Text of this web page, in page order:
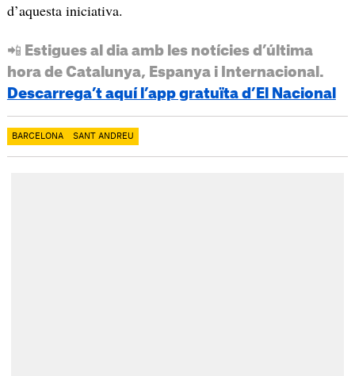
d’aquesta iniciativa.
📲 Estigues al dia amb les notícies d’última
hora de Catalunya, Espanya i Internacional.
Descarrega’t aquí l’app gratuïta d’El Nacional
BARCELONA SANT ANDREU